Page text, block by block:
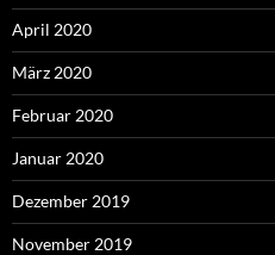
April 2020
März 2020
Februar 2020
Januar 2020
Dezember 2019
November 2019